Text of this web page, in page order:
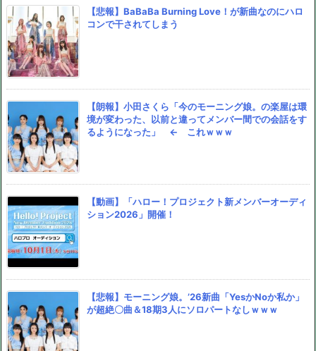
【悲報】BaBaBa Burning Love！が新曲なのにハロ
コンで干されてしまう
【朗報】小田さくら「今のモーニング娘。の楽屋は環
境が変わった、以前と違ってメンバー間での会話をす
るようになった」 ← これｗｗｗ
【動画】「ハロー！プロジェクト新メンバーオーディ
ション2026」開催！
【悲報】モーニング娘。’26新曲「YesかNoか私か」
が超絶〇曲＆18期3人にソロパートなしｗｗｗ